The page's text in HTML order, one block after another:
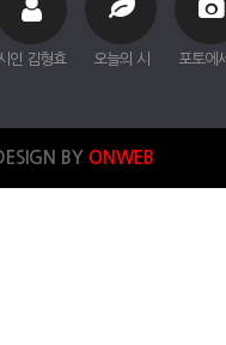
인 김형효 오늘의 시 포토에
BY ONWEB